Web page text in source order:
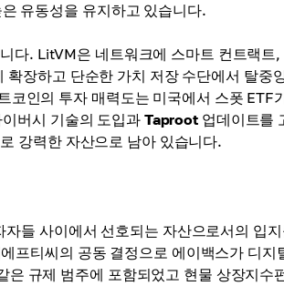
유동성을 유지하고 있습니다.
다. LitVM은 네트워크에 스마트 컨트랙트,
장하고 단순한 가치 저장 수단에서 탈중
인의 투자 매력도는 미국에서 스폿 ETF
버시 기술의 도입과Taproot업데이트를
강력한 자산으로 남아 있습니다.
들 사이에서 선호되는 자산으로서의 입
프티씨의 공동 결정으로 에이백스가 디지
규제 범주에 포함되었고 현물 상장지수